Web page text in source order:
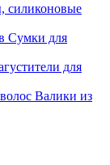
силиконовые
Сумки для
для
Валики из